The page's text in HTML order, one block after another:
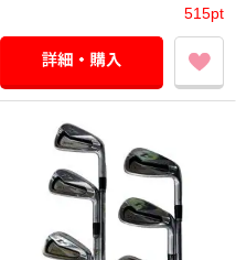
515pt